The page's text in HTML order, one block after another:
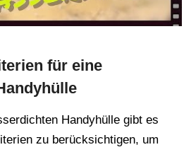
für eine
Handyhülle gibt es
zu berücksichtigen, um